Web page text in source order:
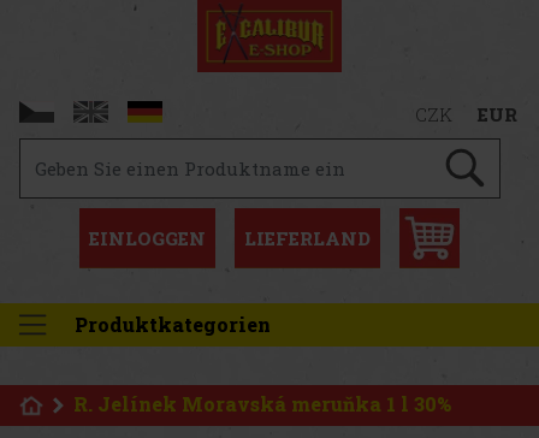
CZK EUR
EINLOGGEN LIEFERLAND
Produktkategorien
R. Jelínek Moravská meruňka 1 l 30%